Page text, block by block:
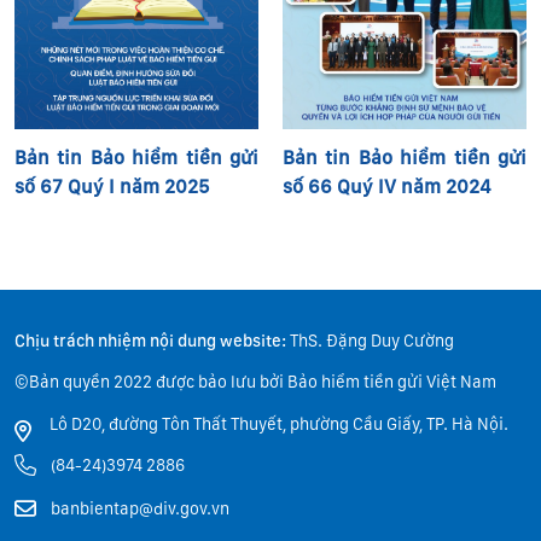
Bản tin Bảo hiểm tiền gửi
số 67 Quý I năm 2025
Bản tin Bảo hiểm tiền gửi
số 66 Quý IV năm 2024
Chịu trách nhiệm nội dung website: ThS. Đặng Duy Cường
©Bản quyền 2022 được bảo lưu bởi Bảo hiểm tiền gửi Việt Nam
Lô D20, đường Tôn Thất Thuyết, phường Cầu Giấy, TP. Hà Nội.
(84-24)3974 2886
banbientap@div.gov.vn